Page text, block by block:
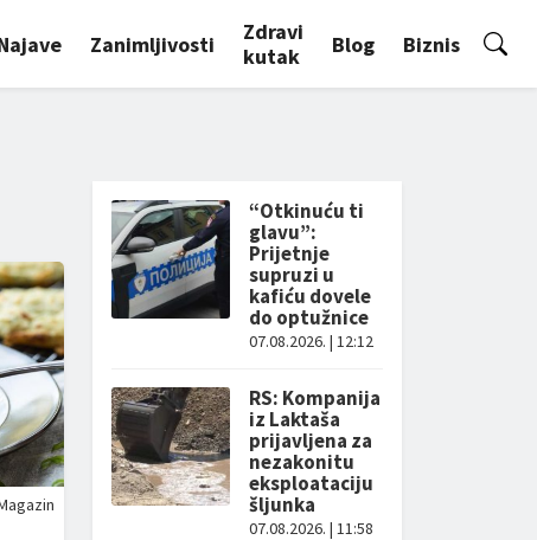
Zanimljivosti
Zdravi
kutak
Blog Biznis
“Otkinuću ti
glavu”:
Prijetnje
supruzi u
kafiću dovele
do optužnice
07.08.2026. | 12:12
RS: Kompanija
iz Laktaša
prijavljena za
nezakonitu
eksploataciju
šljunka
07.08.2026. | 11:58